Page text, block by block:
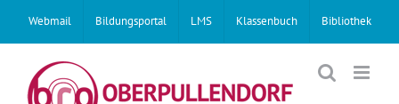
content
Webmail Bildungsportal LMS Klassenbuch Bibliothek